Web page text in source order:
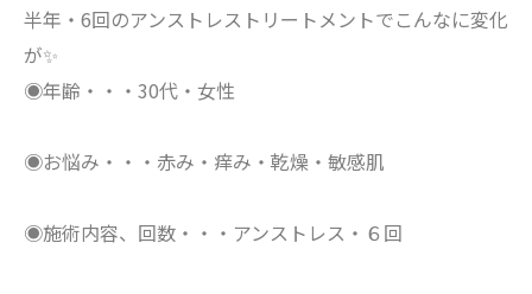
半年・6回のアンストレストリートメントでこんなに変化
が✨
◉年齢・・・30代・女性
◉お悩み・・・赤み・痒み・乾燥・敏感肌
◉施術内容、回数・・・アンストレス・６回